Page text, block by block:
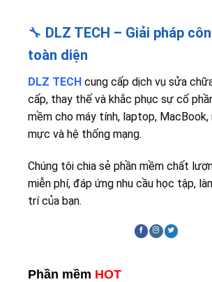
🔧 DLZ TECH – Giải pháp
toàn diện
DLZ TECH cung cấp dịch vụ sửa
cấp, thay thế và khắc phục sự cố
mềm cho máy tính, laptop, MacBook,
mực và hệ thống mạng.
Chúng tôi chia sẻ phần mềm chất
miễn phí, đáp ứng nhu cầu học tập,
trí của bạn.
Phần mềm HOT